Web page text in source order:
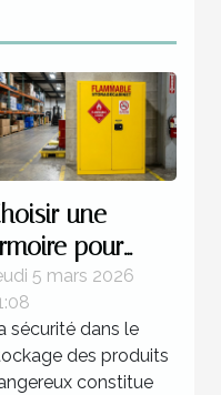
une
pour
:
de
et
5 mars 2026
sécurité dans le
des produits
constitue